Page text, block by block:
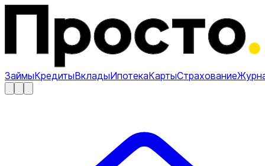
ЗаймыКредитыВкладыИпотекаКартыСтрахование